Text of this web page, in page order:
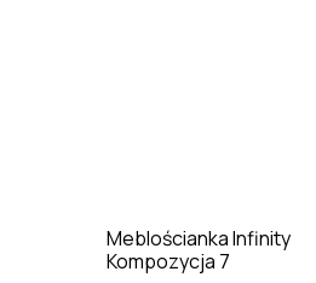
Meblościanka Infinity
Kompozycja 7